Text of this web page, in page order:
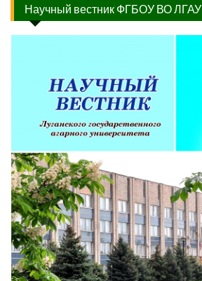
Научный вестник ФГБОУ ВО ЛГАУ